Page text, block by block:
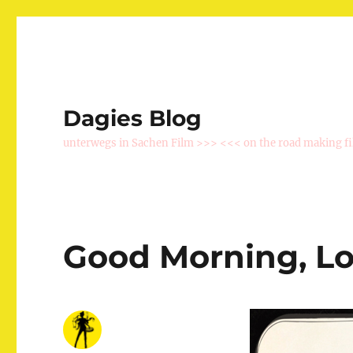
Dagies Blog
unterwegs in Sachen Film >>> <<< on the road making
Good Morning,